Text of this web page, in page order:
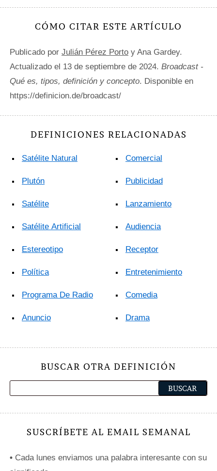
CÓMO CITAR ESTE ARTÍCULO
Publicado por Julián Pérez Porto y Ana Gardey.
Actualizado el 13 de septiembre de 2024. Broadcast -
Qué es, tipos, definición y concepto. Disponible en
https://definicion.de/broadcast/
DEFINICIONES RELACIONADAS
Satélite Natural
Plutón
Satélite
Satélite Artificial
Estereotipo
Política
Programa De Radio
Anuncio
Comercial
Publicidad
Lanzamiento
Audiencia
Receptor
Entretenimiento
Comedia
Drama
BUSCAR OTRA DEFINICIÓN
SUSCRÍBETE AL EMAIL SEMANAL
• Cada lunes enviamos una palabra interesante con su